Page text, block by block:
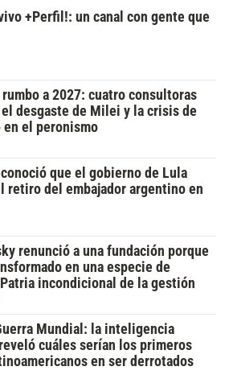
+Perfil!: un canal con gente que
rumbo a 2027: cuatro consultoras
desgaste de Milei y la crisis de
en el peronismo
que el gobierno de Lula
retiro del embajador argentino en
renunció a una fundación porque
en una especie de
incondicional de la gestión
Mundial: la inteligencia
cuáles serían los primeros
en ser derrotados